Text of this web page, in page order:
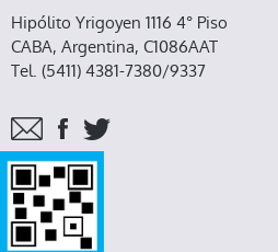
Hipólito Yrigoyen 1116 4° Piso
CABA, Argentina, C1086AAT
Tel. (5411) 4381-7380/9337